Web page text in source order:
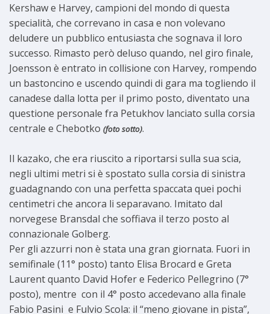
Kershaw e Harvey, campioni del mondo di questa
specialità, che correvano in casa e non volevano
deludere un pubblico entusiasta che sognava il loro
successo. Rimasto però deluso quando, nel giro finale,
Joensson è entrato in collisione con Harvey, rompendo
un bastoncino e uscendo quindi di gara ma togliendo il
canadese dalla lotta per il primo posto, diventato una
questione personale fra Petukhov lanciato sulla corsia
centrale e Chebotko (foto sotto).
Il kazako, che era riuscito a riportarsi sulla sua scia,
negli ultimi metri si è spostato sulla corsia di sinistra
guadagnando con una perfetta spaccata quei pochi
centimetri che ancora li separavano. Imitato dal
norvegese Bransdal che soffiava il terzo posto al
connazionale Golberg.
Per gli azzurri non è stata una gran giornata. Fuori in
semifinale (11° posto) tanto Elisa Brocard e Greta
Laurent quanto David Hofer e Federico Pellegrino (7°
posto), mentre con il 4° posto accedevano alla finale
Fabio Pasini e Fulvio Scola: il “meno giovane in pista”,